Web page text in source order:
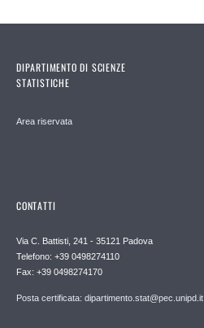
DIPARTIMENTO DI SCIENZE
STATISTICHE
Area riservata
CONTATTI
Via C. Battisti, 241 - 35121 Padova
Telefono: +39 0498274110
Fax: +39 0498274170
Posta certificata: dipartimento.stat@pec.unipd.it